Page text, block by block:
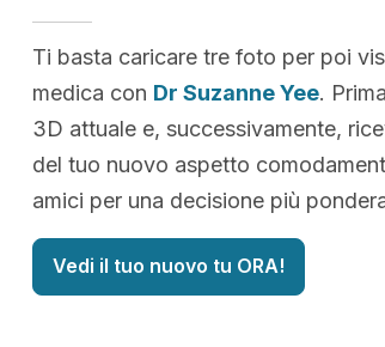
Ti basta caricare tre foto per poi
medica con Dr Suzanne Yee.
3D attuale e, successivamente,
del tuo nuovo aspetto
amici per una decisione più
Vedi il tuo nuovo tu ORA!